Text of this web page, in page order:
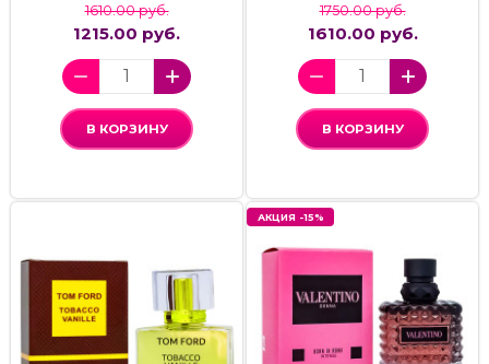
1610.00 руб.
1215.00 руб.
В КОРЗИНУ
1750.00 руб.
1610.00 руб.
В КОРЗИНУ
АКЦИЯ -15%